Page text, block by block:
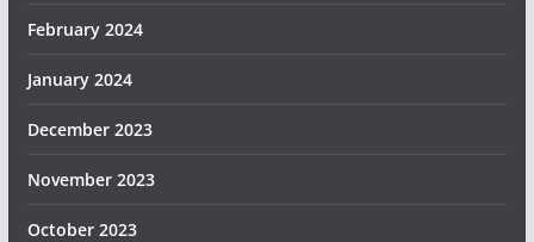
February 2024
January 2024
December 2023
November 2023
October 2023